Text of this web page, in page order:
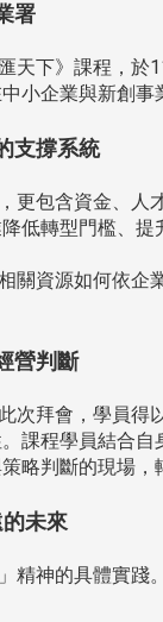
署
下》課程，於
小企業與新創
支撐系統
包含資金、人
低轉型門檻、提
資源如何依企
營判斷
拜會，學員得
課程學員結合
略判斷的現場
未來
神的具體實踐